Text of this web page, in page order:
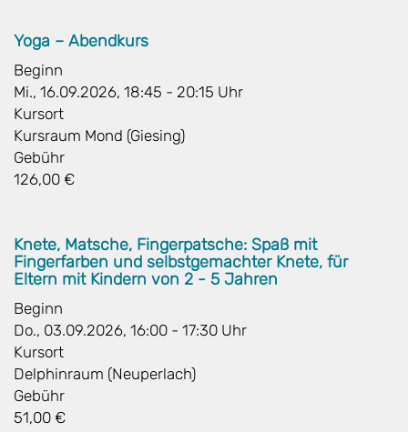
Yoga – Abendkurs
Beginn
Mi., 16.09.2026, 18:45 - 20:15 Uhr
Kursort
Kursraum Mond (Giesing)
Gebühr
126,00 €
Knete, Matsche, Fingerpatsche: Spaß mit
Fingerfarben und selbstgemachter Knete, für
Eltern mit Kindern von 2 - 5 Jahren
Beginn
Do., 03.09.2026, 16:00 - 17:30 Uhr
Kursort
Delphinraum (Neuperlach)
Gebühr
51,00 €